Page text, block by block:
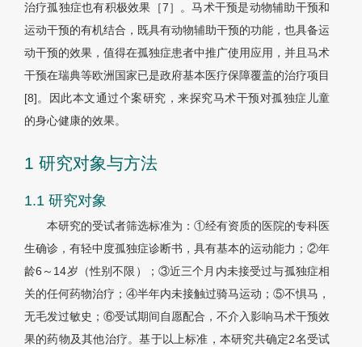
治疗孤独症也有积极效果［7］。马术干预是动物辅助干预和
运动干预的有机结合，既具有动物辅助干预的功能，也具备运
动干预的效果，值得在孤独症患者中推广使用应用，并且马术
干预在瑞典等欧洲国家已是政府基本医疗保障覆盖的治疗项目
[8]。因此本文通过个案研究，来探究马术干预对孤独症儿童
的身心健康的效果。
1 研究对象与方法
1.1 研究对象
本研究的受试者筛选标准为：①经有资质的医院的专科医
生确诊，有轻中度孤独症诊断书，具有基本的运动能力；②年
龄6～14岁（性别不限）；③近三个月内未接受过与孤独症相
关的任何药物治疗；④半年内未接触过骑马运动；⑤不惧马，
无毛发过敏史；⑥受试期间自愿配合，不介入影响马术干预效
果的药物及其他治疗。基于以上标准，本研究共确定2名受试